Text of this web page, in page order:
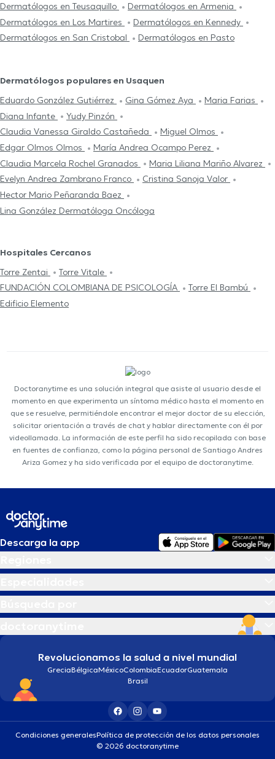
Dermatólogos en Teusaquillo
Dermatólogos en Armenia
Dermatólogos en Los Martires
Dermatólogos en Kennedy
Dermatólogos en San Cristobal
Dermatólogos en Pasto
Dermatólogos populares en Usaquen
Eduardo González Gutiérrez
Gina Gómez Aya
Maria Farias
Diana Infante
Yudy Pinzón
Claudia Vanessa Giraldo Castañeda
Miguel Olmos
Edgar Olmos Olmos
María Andrea Ocampo Perez
Claudia Marcela Rochel Granados
Maria Liliana Mariño Alvarez
Evelyn Andrea Zambrano Franco
Cristina Sanoja Valor
Hector Mario Peñaranda Baez
Lina González Dermatóloga Oncóloga
Hospitales Cercanos
Torre Zentai
Torre Vitale
FUNDACIÓN COLOMBIANA DE PSICOLOGÍA
Torre El Bambú
Edificio Elemento
Doctoranytime es una solución integral que asiste al usuario desde el
momento en que experimenta un síntoma médico hasta el momento en
que se resuelve, permitiéndole encontrar el mejor doctor de su elección,
solicitar orientación a través de chat y hablar directamente con él por
videollamada. La información de este perfil ha sido recopilada con base
en fuentes de confianza, como la página personal de Santiago Andres
Ariza Gomez y ha sido verificada por el equipo de doctoranytime.
Descarga la app
Revolucionamos la salud a nivel mundial
GreciaBélgicaMéxicoColombiaEcuadorGuatemala
Brasil
Condiciones generalesPolítica de protección de los datos personales
© 2026 doctoranytime